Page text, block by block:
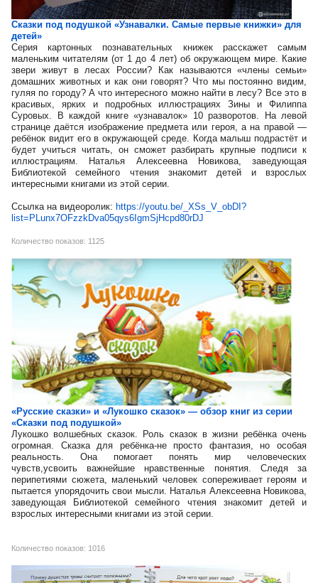
Сказки под подушкой «Узнавалки. Самые первые книжки» для
детей»
Серия картонных познавательных книжек расскажет самым
маленьким читателям (от 1 до 4 лет) об окружающем мире. Какие
звери живут в лесах России? Как называются «члены семьи»
домашних животных и как они говорят? Что мы постоянно видим,
гуляя по городу? А что интересного можно найти в лесу? Все это в
красивых, ярких и подробных иллюстрациях Зины и Филиппа
Суровых. В каждой книге «узнавалок» 10 разворотов. На левой
странице даётся изображение предмета или героя, а на правой —
ребёнок видит его в окружающей среде. Когда малыш подрастёт и
будет учиться читать, он сможет разбирать крупные подписи к
иллюстрациям. Наталья Алексеевна Новикова, заведующая
Библиотекой семейного чтения знакомит детей и взрослых
интересными книгами из этой серии.
Ссылка на видеоролик: https://youtu.be/_XSs_V_obDI?
list=PLunx7OFzzkDva05qys6IgmSjHcpd80rDJ
Количество показов: 1125
«Русские сказки» и «Лукошко сказок» — обзор книг из серии
«Сказки под подушкой»
Лукошко волшебных сказок. Роль сказок в жизни ребёнка очень
огромная. Сказка для ребёнка-не просто фантазия, но особая
реальность. Она помогает понять мир человеческих
чувств,усвоить важнейшие нравственные понятия. Следя за
перипетиями сюжета, маленький человек сопереживает героям и
пытается упорядочить свои мысли. Наталья Алексеевна Новикова,
заведующая Библиотекой семейного чтения знакомит детей и
взрослых интересными книгами из этой серии.
Количество показов: 1016